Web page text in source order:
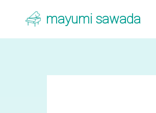
mayumi sawada